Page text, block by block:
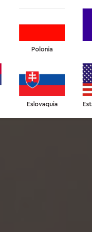
Polonia
Eslovaquia